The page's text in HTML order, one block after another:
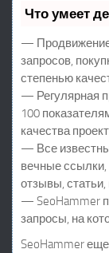
Что умеет
— Продвижение
запросов,
степенью
— Регулярная
100
качества
— Все
вечные ссылки,
отзывы,
— SeoHammer
запросы, на
SeoHammer